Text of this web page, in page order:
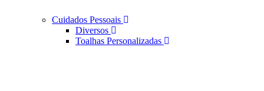
Cuidados Pessoais
Diversos
Toalhas Personalizadas